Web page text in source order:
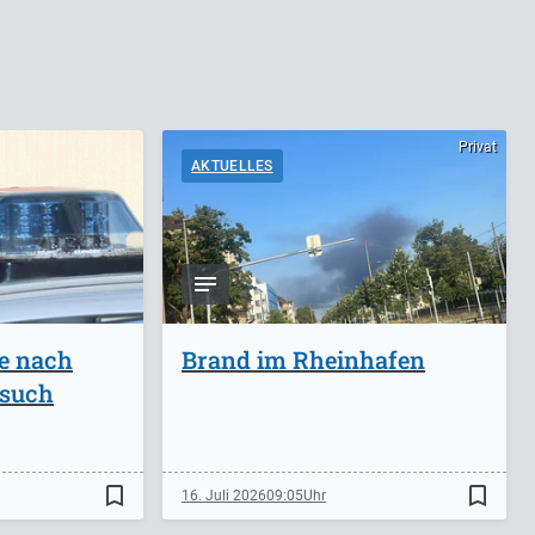
nach
bookmark_border
Privat
AKTUELLES
Brand im Rheinhafen
16. Juli 202609:05 bookmark_border